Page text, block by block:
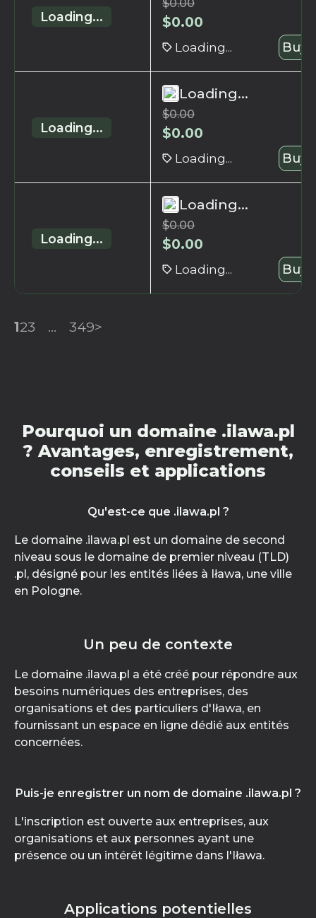
Loading...
$0.00
$0.00
Loading... Buy
Loading...
Loading...
$0.00
$0.00
Loading... Buy
Loading...
Loading...
$0.00
$0.00
Loading... Buy
123 ... 349>
Pourquoi un domaine .ilawa.pl
? Avantages, enregistrement,
conseils et applications
Qu'est-ce que .ilawa.pl ?
Le domaine .ilawa.pl est un domaine de second
niveau sous le domaine de premier niveau (TLD)
.pl, désigné pour les entités liées à Iława, une ville
en Pologne.
Un peu de contexte
Le domaine .ilawa.pl a été créé pour répondre aux
besoins numériques des entreprises, des
organisations et des particuliers d'Iława, en
fournissant un espace en ligne dédié aux entités
concernées.
Puis-je enregistrer un nom de domaine .ilawa.pl ?
L'inscription est ouverte aux entreprises, aux
organisations et aux personnes ayant une
présence ou un intérêt légitime dans l'Iława.
Applications potentielles